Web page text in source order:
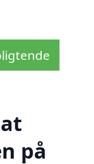
på